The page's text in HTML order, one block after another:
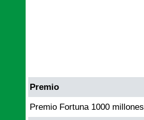
Premio
Premio Fortuna 1000 millones